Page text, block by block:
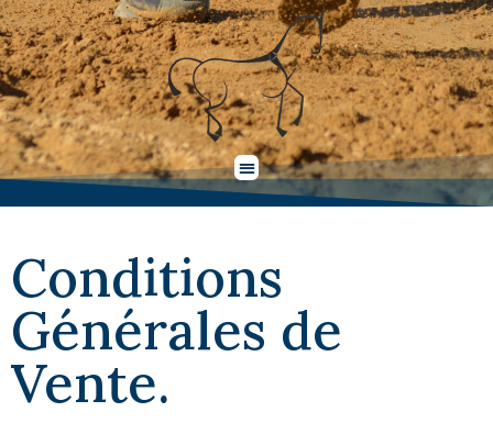
Conditions
Générales de
Vente.